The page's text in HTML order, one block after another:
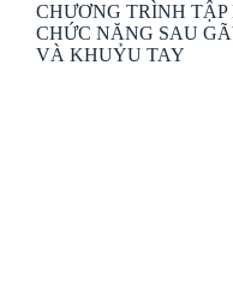
CHƯƠNG TRÌNH
CHỨC NĂNG SAU
VÀ KHUỶU TAY